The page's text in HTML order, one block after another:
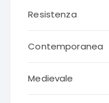
Resistenza
Contemporanea
Medievale